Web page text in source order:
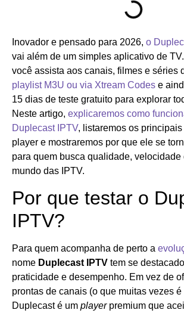
Inovador e pensado para 2026, o
vai além de um simples aplicativo de
você assista aos canais, filmes e séries
playlist M3U ou via Xtream Codes e
15 dias de teste gratuito para explorar
Neste artigo, explicaremos como
Duplecast IPTV, listaremos os
player e mostraremos por que ele se
para quem busca qualidade, velocidade
mundo das IPTV.
Por que testar o
IPTV?
Para quem acompanha de perto a
nome Duplecast IPTV tem se
praticidade e desempenho. Em vez de
prontas de canais (o que muitas vezes
Duplecast é um playerpremium que